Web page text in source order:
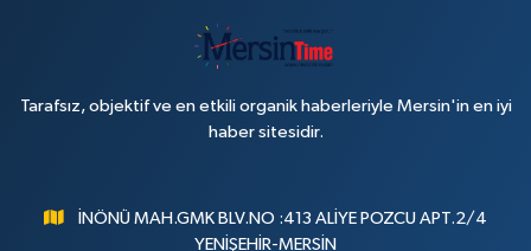
Tarafsız, objektif ve en etkili organik haberleriyle Mersin'in en iyi
haber sitesidir.
İNÖNÜ MAH.GMK BLV.NO :413 ALİYE POZCU APT.2/4
YENİŞEHİR-MERSİN